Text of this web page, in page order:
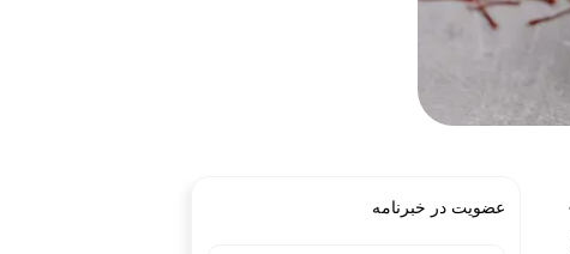
عضویت در خبرنامه